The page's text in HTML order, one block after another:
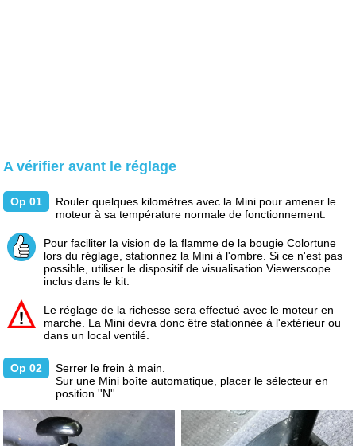
A vérifier avant le réglage
Op 01
Rouler quelques kilomètres avec la Mini pour amener le
moteur à sa température normale de fonctionnement.
Pour faciliter la vision de la flamme de la bougie Colortune
lors du réglage, stationnez la Mini à l'ombre. Si ce n'est pas
possible, utiliser le dispositif de visualisation Viewerscope
inclus dans le kit.
Le réglage de la richesse sera effectué avec le moteur en
marche. La Mini devra donc être stationnée à l'extérieur ou
dans un local ventilé.
Op 02
Serrer le frein à main.
Sur une Mini boîte automatique, placer le sélecteur en
position ''N''.